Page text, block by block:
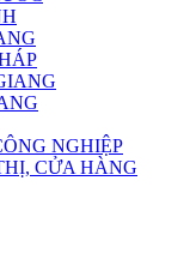
NGHIỆP
CỬA HÀNG